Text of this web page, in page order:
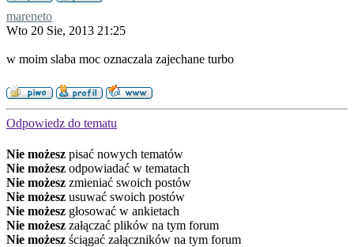
mareneto
Wto 20 Sie, 2013 21:25
w moim slaba moc oznaczala zajechane turbo
Odpowiedz do tematu
Nie możesz pisać nowych tematów
Nie możesz odpowiadać w tematach
Nie możesz zmieniać swoich postów
Nie możesz usuwać swoich postów
Nie możesz głosować w ankietach
Nie możesz załączać plików na tym forum
Nie możesz ściągać załączników na tym forum